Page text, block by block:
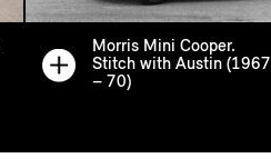
Morris Mini Cooper.
Stitch with Austin (1967
– 70)